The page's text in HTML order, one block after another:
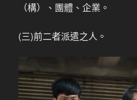
（構）、團體、企業。
(三)前二者派遣之人。